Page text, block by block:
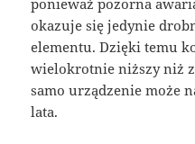
okazuje się jedynie
elementu. Dzięki temu
wielokrotnie niższy niż
samo urządzenie może
lata.